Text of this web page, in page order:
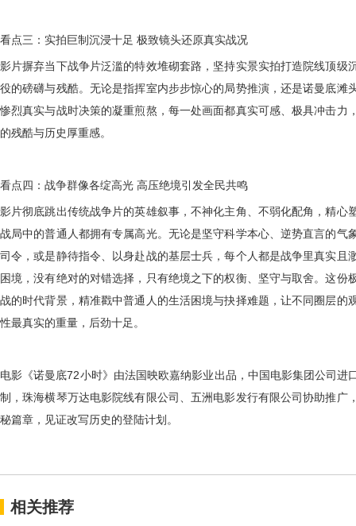
看点三：实拍巨制沉浸十足 极致镜头还原真实战况
影片摒弃当下战争片泛滥的特效堆砌套路，坚持实景实拍打造院线顶级
役的磅礴与残酷。无论是指挥室内步步惊心的局势推演，还是诺曼底滩
惨烈真实与战时决策的凝重煎熬，每一处画面都真实可感、极具冲击力
的残酷与历史厚重感。
看点四：战争群像各绽高光 高压绝境引发全民共鸣
影片彻底跳出传统战争片的英雄叙事，不神化主角、不弱化配角，精心
战局中的普通人都拥有专属高光。无论是坚守科学本心、逆势直言的气
司令，或是静待指令、以身赴战的基层士兵，每个人都是战争里真实且
困境，没有绝对的对错选择，只有绝境之下的权衡、坚守与取舍。这份
战的时代背景，精准戳中普通人的生活困境与抉择难题，让不同圈层的
性最真实的重量，后劲十足。
电影《诺曼底72小时》由法国映欧嘉纳影业出品，中国电影集团公司进
制，珠海横琴万达电影院线有限公司、五洲电影发行有限公司协助推广
秘篇章，见证改写历史的登陆计划。
相关推荐